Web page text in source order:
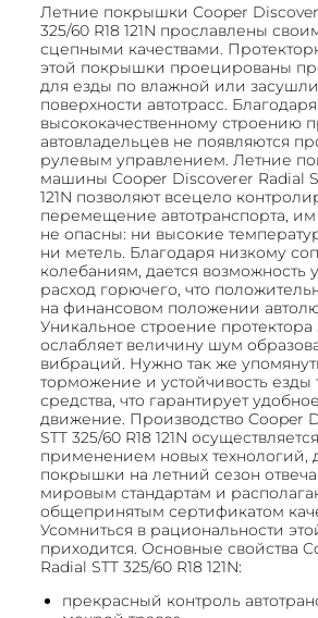
Летние покрышки Cooper
325/60 R18 121N прославлены
сцепными качествами.
этой покрышки проецированы
для езды по влажной или
поверхности автотрасс. Благодаря
высококачественному строению
автовладельцев не появляются
рулевым управлением. Летние
машины Cooper Discoverer Radial
121N позволяют всецело
перемещение автотранспорта,
не опасны: ни высокие
ни метель. Благодаря низкому
колебаниям, дается возможность
расход горючего, что
на финансовом положении
Уникальное строение протектора
ослабляет величину шум
вибраций. Нужно так же
торможение и устойчивость езды
средства, что гарантирует
движение. Производство Cooper
STT 325/60 R18 121N
применением новых технологий,
покрышки на летний сезон
мировым стандартам и
общепринятым сертификатом
Усомниться в рациональности
приходится. Основные свойства
Radial STT 325/60 R18 121N:
прекрасный контроль